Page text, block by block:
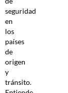
seguridad
en
los
países
de
origen
y
tránsito.